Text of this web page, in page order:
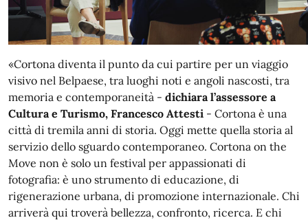
«Cortona diventa il punto da cui partire per un viaggio
visivo nel Belpaese, tra luoghi noti e angoli nascosti, tra
memoria e contemporaneità - dichiara l’assessore a
Cultura e Turismo, Francesco Attesti - Cortona è una
città di tremila anni di storia. Oggi mette quella storia al
servizio dello sguardo contemporaneo. Cortona on the
Move non è solo un festival per appassionati di
fotografia: è uno strumento di educazione, di
rigenerazione urbana, di promozione internazionale. Chi
arriverà qui troverà bellezza, confronto, ricerca. E chi